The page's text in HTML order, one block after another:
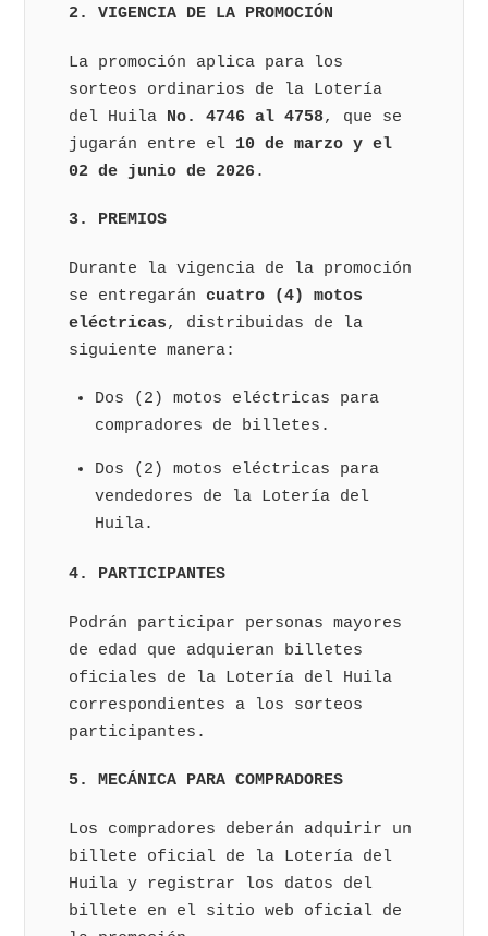
2. VIGENCIA DE LA PROMOCIÓN
La promoción aplica para los
sorteos ordinarios de la Lotería
del Huila No. 4746 al 4758, que se
jugarán entre el 10 de marzo y el
02 de junio de 2026 .
3. PREMIOS
Durante la vigencia de la promoción
se entregaráncuatro (4) motos
eléctricas, distribuidas de la
siguiente manera:
Dos (2) motos eléctricas para
compradores de billetes.
Dos (2) motos eléctricas para
vendedores de la Lotería del
Huila.
4. PARTICIPANTES
Podrán participar personas mayores
de edad que adquieran billetes
oficiales de la Lotería del Huila
correspondientes a los sorteos
participantes.
5. MECÁNICA PARA COMPRADORES
Los compradores deberán adquirir un
billete oficial de la Lotería del
Huila y registrar los datos del
billete en el sitio web oficial de